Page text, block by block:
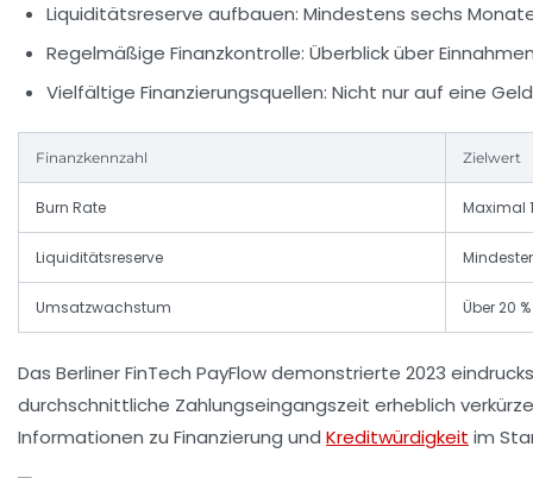
Liquiditätsreserve aufbauen: Mindestens sechs
Regelmäßige Finanzkontrolle: Überblick über
Vielfältige Finanzierungsquellen: Nicht nur auf eine
Finanzkennzahl Zielwert
Burn Rate Maximal
Liquiditätsreserve
Umsatzwachstum Über 20
Das Berliner FinTech PayFlow demonstrierte 2023
durchschnittliche Zahlungseingangszeit erheblich
Informationen zu Finanzierung und Kreditwürdigkeit im